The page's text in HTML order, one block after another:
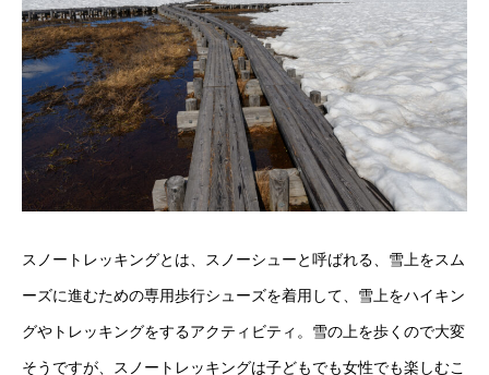
スノートレッキングとは、スノーシューと呼ばれる、雪上をスム
ーズに進むための専用歩行シューズを着用して、雪上をハイキン
グやトレッキングをするアクティビティ。雪の上を歩くので大変
そうですが、スノートレッキングは子どもでも女性でも楽しむこ